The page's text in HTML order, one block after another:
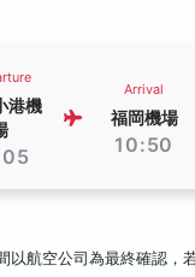
港機
Arrival
福岡機場
10:50
以航空公司為最終確認，